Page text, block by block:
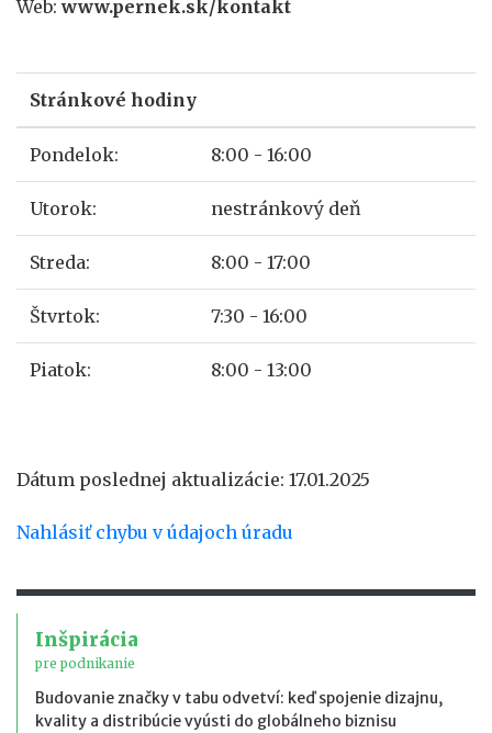
Web:www.pernek.sk/kontakt
Stránkové hodiny
Pondelok: 8:00 - 16:00
Utorok: nestránkový deň
Streda: 8:00 - 17:00
Štvrtok: 7:30 - 16:00
Piatok: 8:00 - 13:00
Dátum poslednej aktualizácie: 17.01.2025
Nahlásiť chybu v údajoch úradu
Inšpirácia
pre podnikanie
Budovanie značky v tabu odvetví: keď spojenie dizajnu,
kvality a distribúcie vyústi do globálneho biznisu